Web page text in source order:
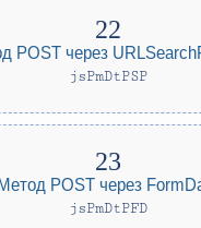
POST через
jsPmDtPSP
POST через
jsPmDtPFD